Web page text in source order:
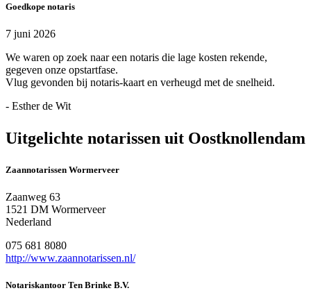
Goedkope notaris
7 juni 2026
We waren op zoek naar een notaris die lage kosten rekende,
gegeven onze opstartfase.
Vlug gevonden bij notaris-kaart en verheugd met de snelheid.
- Esther de Wit
Uitgelichte notarissen uit Oostknollendam
Zaannotarissen Wormerveer
Zaanweg 63
1521 DM Wormerveer
Nederland
075 681 8080
http://www.zaannotarissen.nl/
Notariskantoor Ten Brinke B.V.